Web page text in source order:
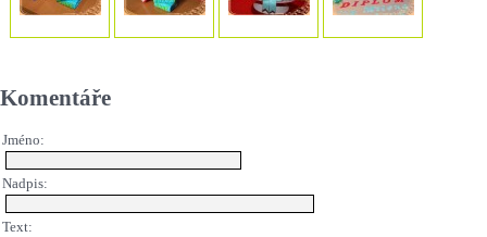
Komentáře
Jméno:
Nadpis:
Text: